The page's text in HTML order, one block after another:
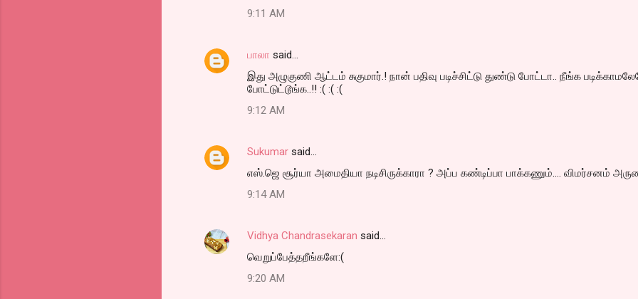
9:11 AM
பாலா said…
இது அழுகுணி ஆட்டம் சுகுமார்.! நான் பதிவு படிச்சிட்டு துண்டு போட்டா.. நீங்க
போட்டுட்டூங்க..!! :( :( :(
9:12 AM
Sukumar said…
எஸ்.ஜெ சூர்யா அமைதியா நடிசிருக்காரா ? அப்ப கண்டிப்பா பாக்கணும்.... விமர்சனம்
9:14 AM
Vidhya Chandrasekaran said…
வெறுப்பேத்தறீங்களே:(
9:20 AM